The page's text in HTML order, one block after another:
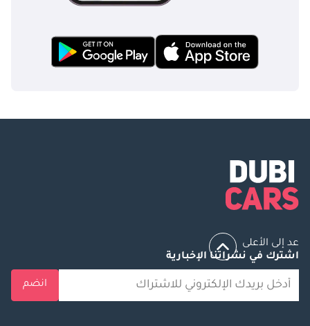
عد إلى الأعلى
اشترك في نشراتنا الإخبارية
انضم